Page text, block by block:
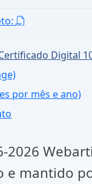
Digital
por mês e ano)
2026
e mantido